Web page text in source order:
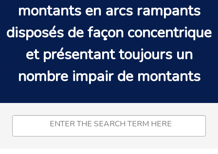
montants en arcs rampants
disposés de façon concentrique
et présentant toujours un
nombre impair de montants